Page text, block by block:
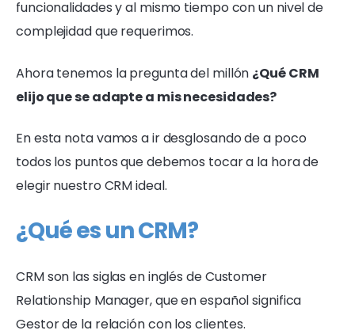
funcionalidades y al mismo tiempo con un nivel de
complejidad que requerimos.
Ahora tenemos la pregunta del millón ¿Qué CRM
elijo que se adapte a mis necesidades?
En esta nota vamos a ir desglosando de a poco
todos los puntos que debemos tocar a la hora de
elegir nuestro CRM ideal.
¿Qué es un CRM?
CRM son las siglas en inglés de Customer
Relationship Manager, que en español significa
Gestor de la relación con los clientes.